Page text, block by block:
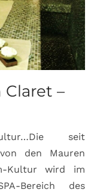
Claret –
seit
den Mauren
Kultur wird im
Bereich des